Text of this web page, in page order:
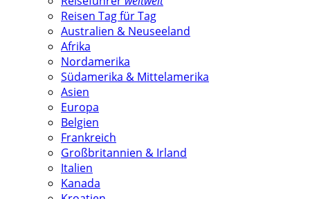
Reisen Tag für Tag
Australien & Neuseeland
Afrika
Nordamerika
Südamerika & Mittelamerika
Asien
Europa
Belgien
Frankreich
Großbritannien & Irland
Italien
Kanada